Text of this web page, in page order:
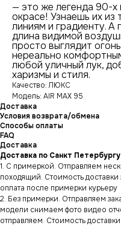
— это же легенда 90-
окрасе! Узнаешь их
линиям и градиенту.
длина видимой
просто выглядит
нереально
любой уличный лук,
харизмы и стиля.
Качество: ЛЮКС
Модель: AIR MAX 95
Доставка
Условия возврата/обмена
Способы оплаты
FAQ
Доставка
Доставка по Санкт Петербургу
1. С примеркой. Отправляем
походящий. Стоимость
оплата после примерки курьеру
2. Без примерки. Отправляем
модели снимаем фото видео
отправляем. Стоимость